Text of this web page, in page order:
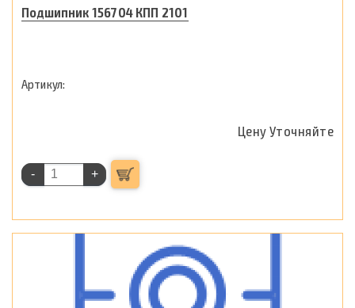
Подшипник 156704 КПП 2101
Цену Уточняйте
- +